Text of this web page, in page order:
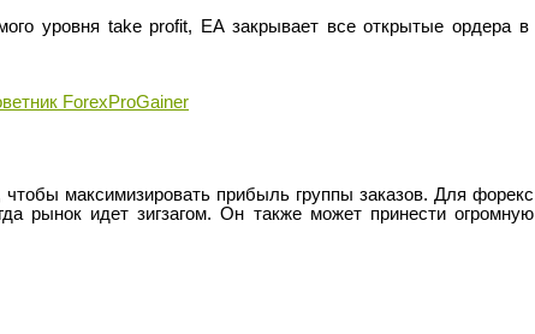
уровня take profit, EA закрывает все открытые ордера в
максимизировать прибыль группы заказов. Для форекс
рынок идет зигзагом. Он также может принести огромную